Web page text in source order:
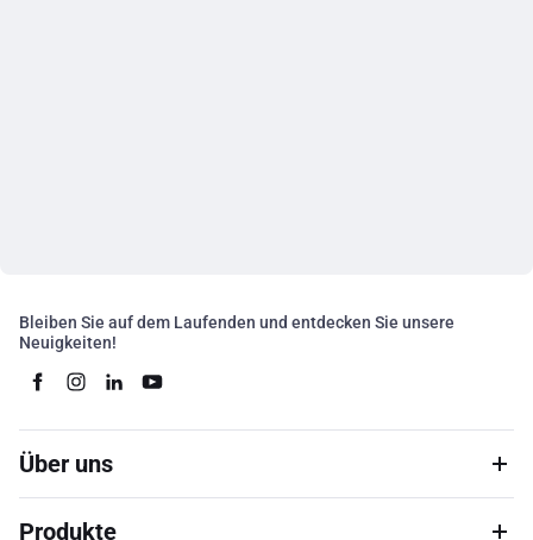
Bleiben Sie auf dem Laufenden und entdecken Sie unsere
Neuigkeiten!
Über uns
Produkte